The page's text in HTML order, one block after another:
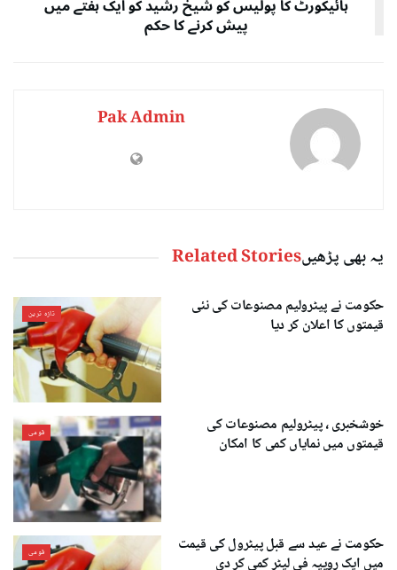
پیش کرنے کا حکم
Pak Admin
یہ بھی پڑھیںRelated Stories
تازہ ترین
حکومت نے پیٹرولیم مصنوعات کی نئی
قیمتوں کا اعلان کر دیا
قومی
خوشخبری ، پیٹرولیم مصنوعات کی
قیمتوں میں نمایاں کمی کا امکان
قومی
حکومت نے عید سے قبل پیٹرول کی قیمت
میں ایک روپیہ فی لیٹر کمی کر دی